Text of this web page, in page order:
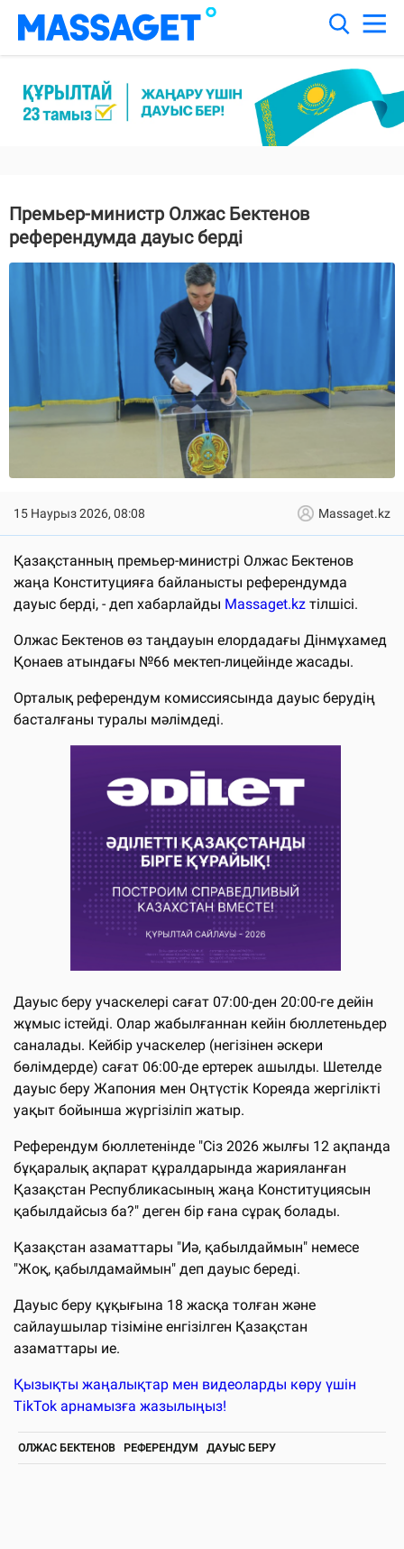
Премьер-министр Олжас Бектенов
референдумда дауыс берді
15 Наурыз 2026, 08:08 Massaget.kz
Қазақстанның премьер-министрі Олжас Бектенов
жаңа Конституцияға байланысты референдумда
дауыс берді, - деп хабарлайды Massaget.kz тілшісі.
Олжас Бектенов өз таңдауын елордадағы Дінмұхамед
Қонаев атындағы №66 мектеп-лицейінде жасады.
Орталық референдум комиссиясында дауыс берудің
басталғаны туралы мәлімдеді.
Дауыс беру учаскелері сағат 07:00-ден 20:00-ге дейін
жұмыс істейді. Олар жабылғаннан кейін бюллетеньдер
саналады. Кейбір учаскелер (негізінен әскери
бөлімдерде) сағат 06:00-де ертерек ашылды. Шетелде
дауыс беру Жапония мен Оңтүстік Кореяда жергілікті
уақыт бойынша жүргізіліп жатыр.
Референдум бюллетенінде "Сіз 2026 жылғы 12 ақпанда
бұқаралық ақпарат құралдарында жарияланған
Қазақстан Республикасының жаңа Конституциясын
қабылдайсыз ба?" деген бір ғана сұрақ болады.
Қазақстан азаматтары "Иә, қабылдаймын" немесе
"Жоқ, қабылдамаймын" деп дауыс береді.
Дауыс беру құқығына 18 жасқа толған және
сайлаушылар тізіміне енгізілген Қазақстан
азаматтары ие.
Қызықты жаңалықтар мен видеоларды көру үшін
TikTok арнамызға жазылыңыз!
ОЛЖАС БЕКТЕНОВ РЕФЕРЕНДУМ ДАУЫС БЕРУ